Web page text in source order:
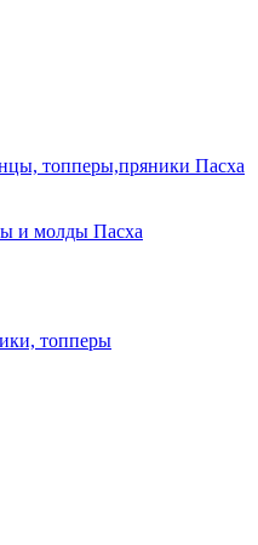
топперы,пряники Пасха
и молды Пасха
топперы